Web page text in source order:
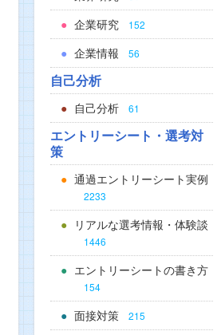
企業研究 152
企業情報 56
自己分析
自己分析 61
エントリーシート・選考対
策
通過エントリーシート実例
2233
リアルな選考情報・体験談
1446
エントリーシートの書き方
154
面接対策 215